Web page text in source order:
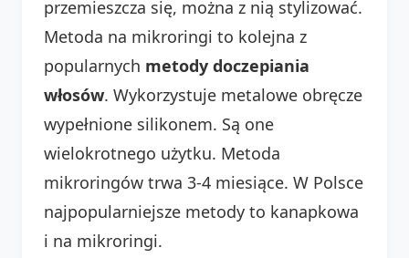
przemieszcza się, można z nią stylizować.
Metoda na mikroringi to kolejna z
popularnych metody doczepiania
włosów. Wykorzystuje metalowe obręcze
wypełnione silikonem. Są one
wielokrotnego użytku. Metoda
mikroringów trwa 3-4 miesiące. W Polsce
najpopularniejsze metody to kanapkowa
i na mikroringi.